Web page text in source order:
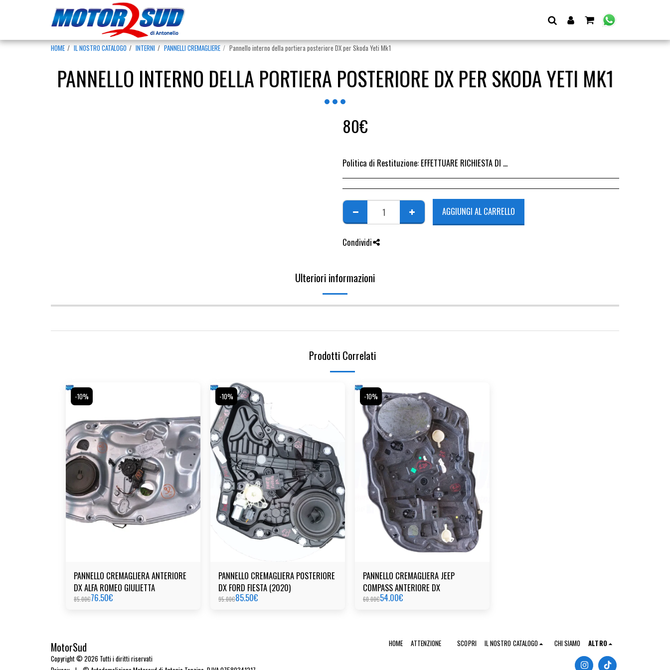
HOME IL NOSTRO CATALOGO INTERNI PANNELLI CREMAGLIERE Pannello interno della portiera posteriore DX per Skoda Yeti Mk1
PANNELLO INTERNO DELLA PORTIERA POSTERIORE DX PER SKODA YETI MK1
80€
Politica di Restituzione: EFFETTUARE RICHIESTA DI RESO ENTRO 14 GIORNI DALL&#039;ACQUISTO DEL RICAMBIO, IL RIMBORSO VIENE EMESSO ALLA CONSEGNA DEL RICAMBIO IN SEDE.
AGGIUNGI AL CARRELLO
Condividi
Ulteriori informazioni
Prodotti Correlati
-10%
PANNELLO CREMAGLIERA ANTERIORE
DX ALFA ROMEO GIULIETTA
85.00€76.50€
-10%
PANNELLO CREMAGLIERA POSTERIORE
DX FORD FIESTA (2020)
95.00€85.50€
-10%
PANNELLO CREMAGLIERA JEEP
COMPASS ANTERIORE DX
60.00€54.00€
MotorSud
Copyright © 2026 Tutti i diritti riservati
HOME ATTENZIONE SCOPRI IL NOSTRO CATALOGO CHI SIAMO ALTRO